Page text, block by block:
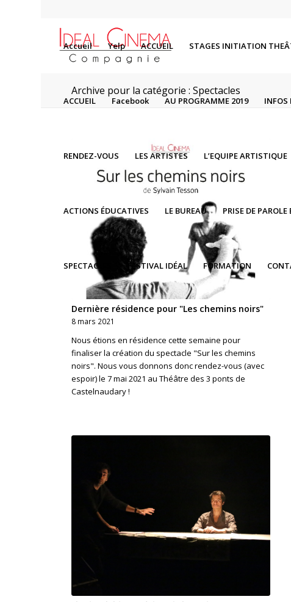
Accueil Yelp ACCUEIL STAGES INITIATION
ACCUEIL Facebook AU PROGRAMME 2019 INFOS
RENDEZ-VOUS LES ARTISTES L’EQUIPE ARTISTIQUE
ACTIONS ÉDUCATIVES LE BUREAU PRISE DE PAROLE
SPECTACLES FESTIVAL IDÉAL FORMATION
Archive pour la catégorie : Spectacles
Dernière résidence pour "Les chemins noirs"
8 mars 2021
Nous étions en résidence cette semaine pour
finaliser la création du spectacle "Sur les chemins
noirs". Nous vous donnons donc rendez-vous (avec
espoir) le 7 mai 2021 au Théâtre des 3 ponts de
Castelnaudary !